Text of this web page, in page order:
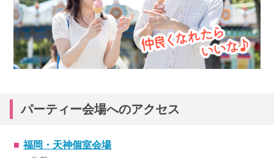
パーティー会場へのアクセス
福岡・天神個室会場